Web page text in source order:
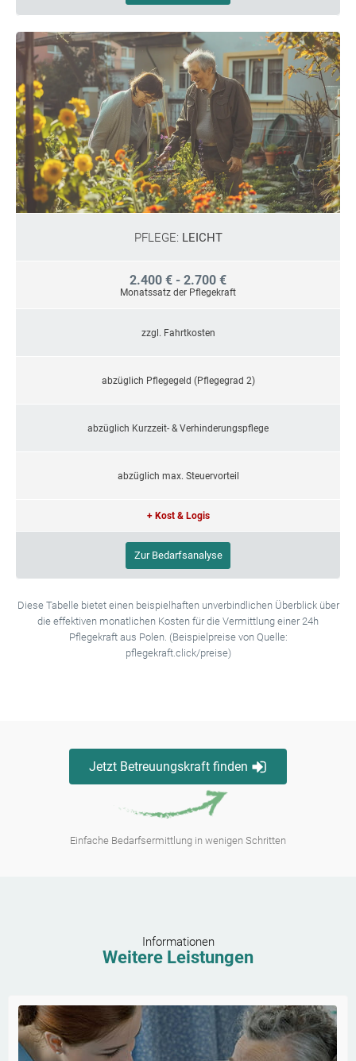
PFLEGE: LEICHT
2.400 € - 2.700 €
Monatssatz der Pflegekraft
zzgl. Fahrtkosten
abzüglich Pflegegeld (Pflegegrad 2)
abzüglich Kurzzeit- & Verhinderungspflege
abzüglich max. Steuervorteil
+ Kost & Logis
Zur Bedarfsanalyse
Diese Tabelle bietet einen beispielhaften unverbindlichen Überblick über
die effektiven monatlichen Kosten für die Vermittlung einer 24h
Pflegekraft aus Polen. (Beispielpreise von Quelle:
pflegekraft.click/preise)
Jetzt Betreuungskraft finden
Einfache Bedarfsermittlung in wenigen Schritten
Informationen
Weitere Leistungen